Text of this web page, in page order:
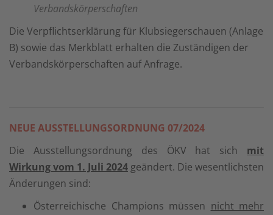
Verbandskörperschaften
Die Verpflichtserklärung für Klubsiegerschauen (Anlage
B) sowie das Merkblatt erhalten die Zuständigen der
Verbandskörperschaften auf Anfrage.
NEUE AUSSTELLUNGSORDNUNG 07/2024
Die Ausstellungsordnung des ÖKV hat sich mit
Wirkung vom 1. Juli 2024 geändert. Die wesentlichsten
Änderungen sind:
Österreichische Champions müssen nicht mehr